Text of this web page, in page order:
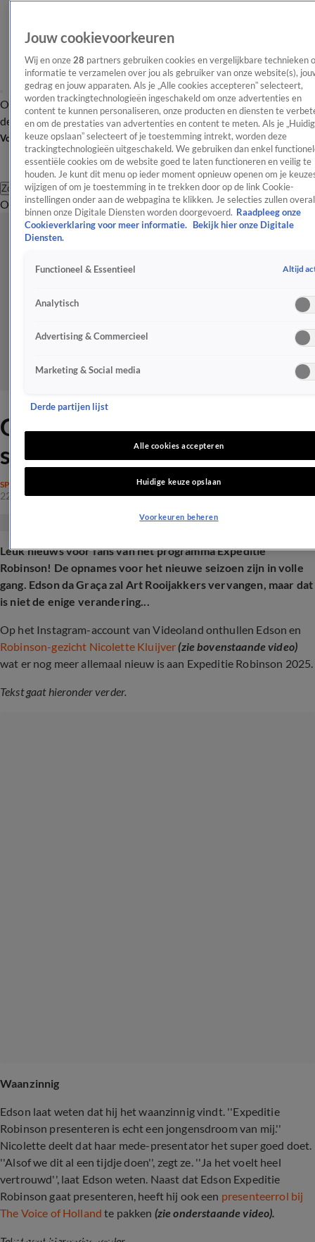
OverzichtAfleveringen Entertainment TV Algemeen
Tip
de redactieNieuwsbrief
Volg Shownieuws
Zoeken
OverzichtEntertainmentSpraakmakendRealityCrimeVideo's
Grote verandering in nieuw
seizoen Expeditie Robinson
SPELPROGRAMMA'S
22 apr 2025, 19:32
Leuk nieuws voor fans van het programma Expeditie
Robinson! De opnames voor het nieuwe seizoen zijn in volle
gang. Edson da Graça zal Art Rooijakkers vervangen, maar dat
is niet de enige verandering...
Op het Instagram-account van Videoland onthullen Edson en
Robinson-gezicht Nicolette Kluijver(zie bovenstaande video)
wat er nog meer allemaal nieuw is aan Expeditie Robinson 2025.
Tekst gaat hieronder verder.
Waanzinnig
Edson laat weten dat hij het waanzinnig vindt. ''Expeditie
Robinson presenteren is echt een jongensdroom van mij.''
Nicolette deelt dat haar mede-presentator het super goed doet.
''Alsof we dit al een tijdje doen'', zegt ze. ''Ja het voelt heel
vertrouwd'', laat Edson weten. Naast dat Edson Expeditie
Robinson gaat presenteren, heeft hij ook een presenteerrol bij
The Voice of Holland te pakken (zie onderstaande video).
Nu al veel kritiek op nieuwe The Voice of
Jouw cookievoorkeuren
Wij en onze 28 partners gebruiken cookies en vergelijkbare technieken
informatie te verzamelen over jou als gebruiker van onze website(s),
gedrag en jouw apparaten. Als je „Alle cookies accepteren” selecteert,
worden trackingtechnologieën ingeschakeld om onze advertenties en
content te kunnen personaliseren, onze producten en diensten te
en om de prestaties van advertenties en content te meten. Als je
keuze opslaan” selecteert of je toestemming intrekt, worden deze
trackingtechnologieën uitgeschakeld. We gebruiken dan enkel
essentiële cookies om de website goed te laten functioneren en veilig te
houden. Je kunt dit menu op ieder moment opnieuw openen om je
wijzigen of om je toestemming in te trekken door op de link Cookie-
instellingen onder aan de webpagina te klikken. Je selecties zullen overal
binnen onze Digitale Diensten worden doorgevoerd. Raadpleeg onze
Cookieverklaring voor meer informatie.
Bekijk hier onze Digitale
Diensten.
Functioneel & Essentieel Altijd
Analytisch
Advertising & Commercieel
Marketing & Social media
Derde partijen lijst
Alle cookies accepteren
Huidige keuze opslaan
Voorkeuren beheren